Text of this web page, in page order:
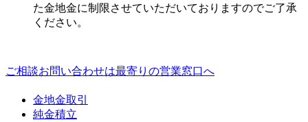
た金地金に制限させていただいておりますのでご了承
ください。
ご相談お問い合わせは最寄りの営業窓口へ
金地金取引
純金積立